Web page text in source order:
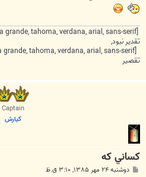
تقدیر نبود,
تقصیر
Captain
كيارش
كساني كه
پ دوشنبه ۲۴ مهر ۱۳۸۵, ۳:۱۰ ق.ظ